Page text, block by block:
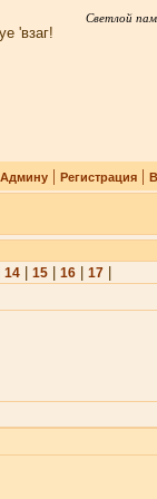
Светлой
'взаг!
| Регистрация|
14| 15| 16| 17|